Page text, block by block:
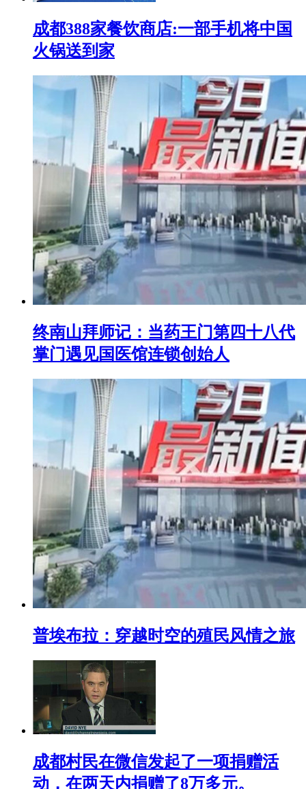
成都388家餐饮商店:一部手机将中国
火锅送到家
终南山拜师记：当药王门第四十八代
掌门遇见国医馆连锁创始人
普埃布拉：穿越时空的殖民风情之旅
成都村民在微信发起了一项捐赠活
动，在两天内捐赠了8万多元。